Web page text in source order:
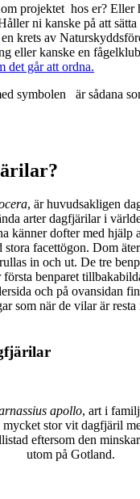
projektet hos er? Eller
ni kanske på att
krets av
eller kanske en
det går att ordna.
symbolen
är sådana
, är huvudsakligen
arter dagfjärilar i
känner dofter med hjälp
stora facettögon. Dom
in och ut. De tre
benparet
och på ovansidan
som när de vilar är
apollo, art i
stor vit dagfjäril
eftersom den
utom på Gotland.